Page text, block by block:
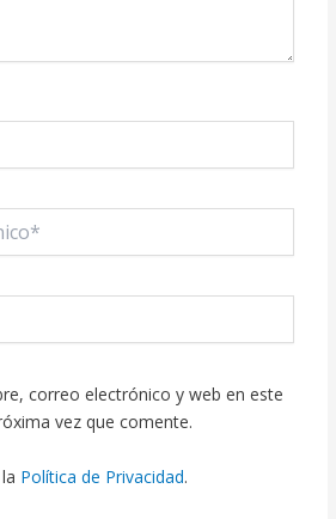
correo electrónico y web en este
vez que comente.
Política de Privacidad.